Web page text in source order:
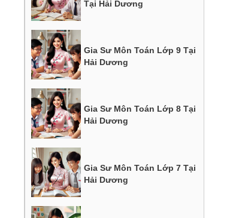
Tại Hải Dương
Gia Sư Môn Toán Lớp 9 Tại
Hải Dương
Gia Sư Môn Toán Lớp 8 Tại
Hải Dương
Gia Sư Môn Toán Lớp 7 Tại
Hải Dương